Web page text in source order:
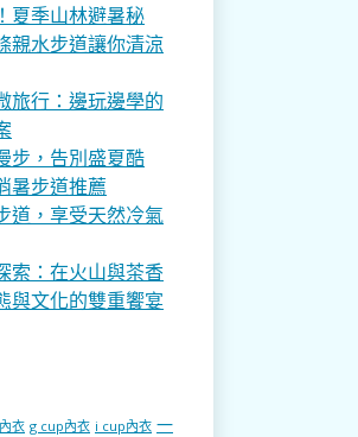
夏季山林避暑秘
親水步道讓你清涼
旅行：邊玩邊學的
步，告別盛夏酷
暑步道推薦
道，享受天然冷氣
索：在火山與茶香
與文化的雙重饗宴
衣 g cup內衣 i cup內衣 一